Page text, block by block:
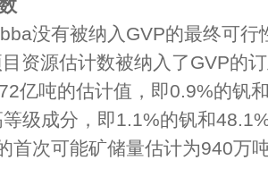
没有被纳入GVP的最终可行
资源估计数被纳入了GVP的
亿吨的估计值，即0.9%的钒
级成分，即1.1%的钒和
首次可能矿储量估计为940万